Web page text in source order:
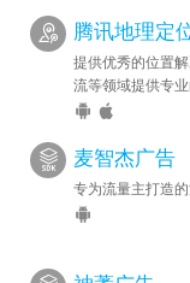
腾讯地理定
提供优秀的位置
流等领域提供专业
麦智杰广告
专为流量主打造